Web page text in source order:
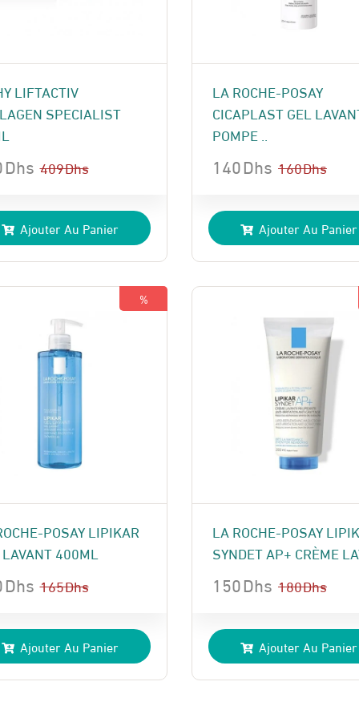
LIFTACTIV
SPECIALIST
409Dhs
:
Dhs.
Dhs
Dhs.
Ajouter Au Panier
LA ROCHE-POSAY
CICAPLAST GEL
POMPE ..
160Dhs
prix
initial
était :
160 Dhs.
140Dhs
prix
actuel
est :
140 Dhs.
Ajouter Au Panier
%
POSAY LIPIKAR
400ML
165Dhs
:
Dhs
Ajouter Au Panier
LA ROCHE-POSAY
SYNDET AP+ CRÈME
180Dhs
prix
initial
était :
150Dhs
prix
actuel
est :
Ajouter Au Panier